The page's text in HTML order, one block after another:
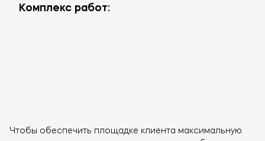
Комплекс работ:
Чтобы обеспечить площадке клиента максимальную